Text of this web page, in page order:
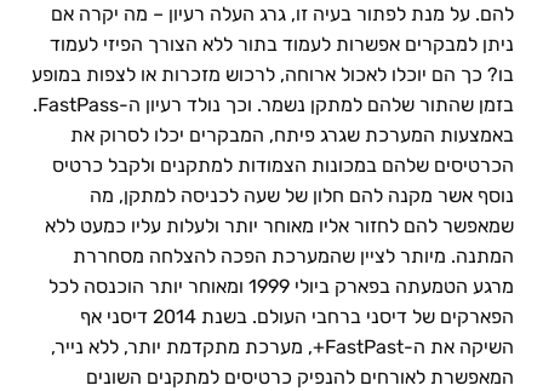
להם. על מנת לפתור בעיה זו, גרג העלה רעיון – מה יקרה אם
ניתן למבקרים אפשרות לעמוד בתור ללא הצורך הפיזי לעמוד
בו? כך הם יוכלו לאכול ארוחה, לרכוש מזכרות או לצפות במופע
בזמן שהתור שלהם למתקן נשמר. וכך נולד רעיון ה-FastPass.
באמצעות המערכת שגרג פיתח, המבקרים יכלו לסרוק את
הכרטיסים שלהם במכונות הצמודות למתקנים ולקבל כרטיס
נוסף אשר מקנה להם חלון של שעה לכניסה למתקן, מה
שמאפשר להם לחזור אליו מאוחר יותר ולעלות עליו כמעט ללא
המתנה. מיותר לציין שהמערכת הפכה להצלחה מסחררת
מרגע הטמעתה בפארק ביולי 1999 ומאוחר יותר הוכנסה לכל
הפארקים של דיסני ברחבי העולם. בשנת 2014 דיסני אף
השיקה את ה-FastPast+, מערכת מתקדמת יותר, ללא נייר,
המאפשרת לאורחים להנפיק כרטיסים למתקנים השונים